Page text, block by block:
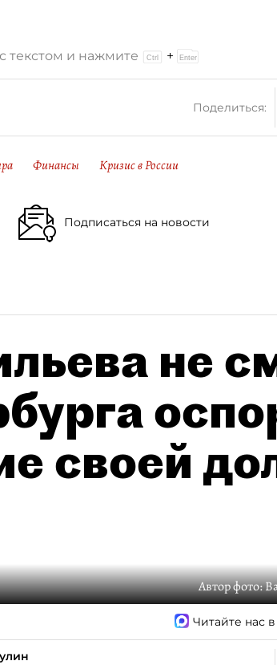
текстом и нажмите +
Поделиться:
Финансы Кризис в России
Подписаться на новости
не
своей
Автор фото:
Читайте нас